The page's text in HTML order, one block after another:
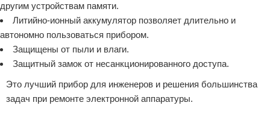
другим устройствам памяти.
Литийно-ионный аккумулятор позволяет длительно и
автономно пользоваться прибором.
Защищены от пыли и влаги.
Защитный замок от несанкционированного доступа.
Это лучший прибор для инженеров и решения большинства
задач при ремонте электронной аппаратуры.